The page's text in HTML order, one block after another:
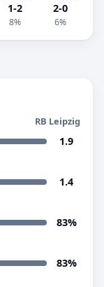
1-2
8%
2-0
6%
RB Leipzig
1.9
1.4
83%
83%